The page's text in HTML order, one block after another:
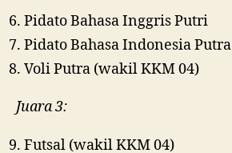
Pidato Bahasa Inggris Putri
Pidato Bahasa Indonesia Putra
Voli Putra (wakil KKM 04)
Juara 3:
Futsal (wakil KKM 04)